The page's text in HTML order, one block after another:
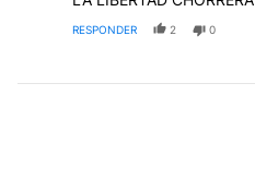
RESPONDER 2 0